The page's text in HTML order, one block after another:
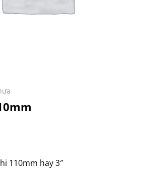
110mm hay 3″